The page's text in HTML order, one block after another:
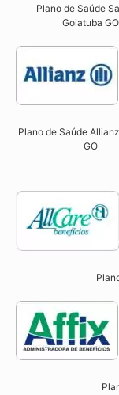
Plano de Saúde
Goiatuba GO
Plano de Saúde
GO​